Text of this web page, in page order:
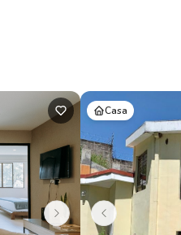
Casa